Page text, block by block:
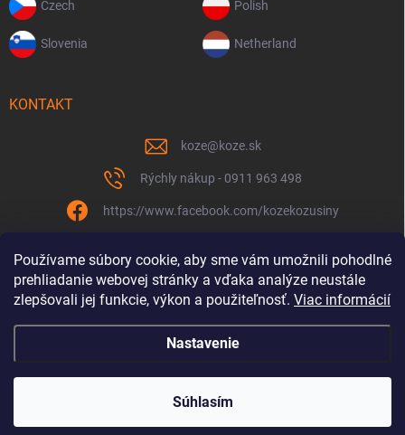
Používame súbory cookie, aby sme vám umožnili pohodlné
prehliadanie webovej stránky a vďaka analýze neustále
zlepšovali jej funkcie, výkon a použiteľnosť. Viac informácií
Nastavenie
Súhlasím
Czech Polish
Slovenia Netherland
KONTAKT
koze@koze.sk
Rýchly nákup - 0911 963 498
https://www.facebook.com/kozekozusiny
Spolu to ťaháme už 9 rokov
Koze.sk . Všetky práva vyhradené.